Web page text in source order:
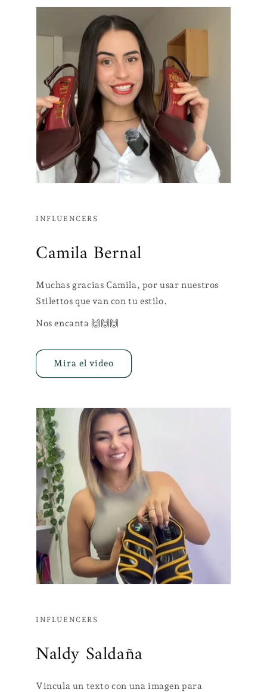
INFLUENCERS
Camila Bernal
Muchas gracias Camila, por usar nuestros
Stilettos que van con tu estilo.
Nos encanta 🙌🙌🙌
Mira el video
INFLUENCERS
Naldy Saldaña
Vincula un texto con una imagen para